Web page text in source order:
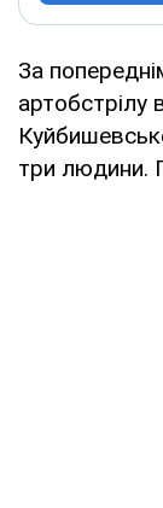
За
артобстрілу
три людини.